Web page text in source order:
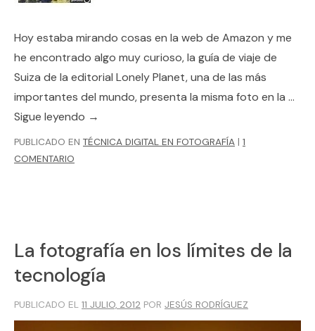
Hoy estaba mirando cosas en la web de Amazon y me
he encontrado algo muy curioso, la guía de viaje de
Suiza de la editorial Lonely Planet, una de las más
importantes del mundo, presenta la misma foto en la …
Sigue leyendo →
PUBLICADO EN TÉCNICA DIGITAL EN FOTOGRAFÍA | 1
COMENTARIO
La fotografía en los límites de la
tecnología
PUBLICADO EL 11 JULIO, 2012 POR JESÚS RODRÍGUEZ